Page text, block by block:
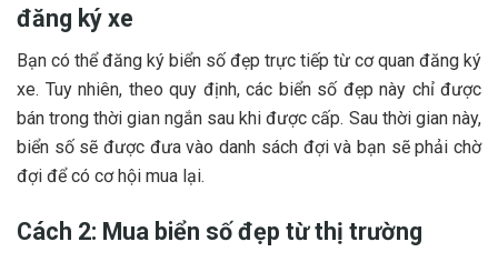
đăng ký xe
Bạn có thể đăng ký biển số đẹp trực tiếp từ cơ quan đăng ký
xe. Tuy nhiên, theo quy định, các biển số đẹp này chỉ được
bán trong thời gian ngắn sau khi được cấp. Sau thời gian này,
biển số sẽ được đưa vào danh sách đợi và bạn sẽ phải chờ
đợi để có cơ hội mua lại.
Cách 2: Mua biển số đẹp từ thị trường